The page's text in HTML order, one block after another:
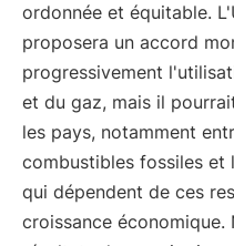
ordonnée et équitable.
proposera un accord
progressivement
et du gaz, mais il
les pays, notamment
combustibles fossiles et
qui dépendent de ces
croissance économique.